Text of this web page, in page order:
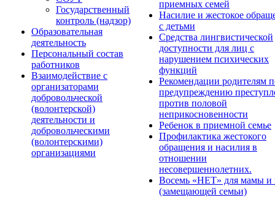
Государственный
контроль (надзор)
Образовательная
деятельность
Персональный состав
работников
Взаимодействие с
организаторами
добровольческой
(волонтерской)
деятельности и
добровольческими
(волонтерскими)
организациями
приемных семей
Насилие и жестокое
с детьми
Средства лингвистической
доступности для лиц с
нарушением психических
функций
Рекомендации родителям
предупреждению
против половой
неприкосновенности
Ребенок в приемной семье
Профилактика жестокого
обращения и насилия в
отношении
несовершеннолетних.
Восемь «НЕТ» для мамы и
(замещающей семьи)